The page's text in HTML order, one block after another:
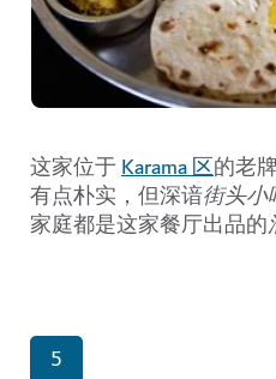
这家位于Karama 区的老
有点朴实，但深谙街头小
家庭都是这家餐厅出品的
5